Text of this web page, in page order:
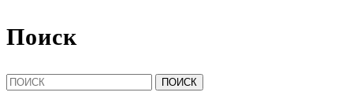
Поиск
Найти: